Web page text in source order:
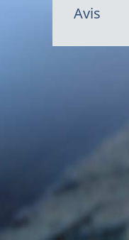
Avis